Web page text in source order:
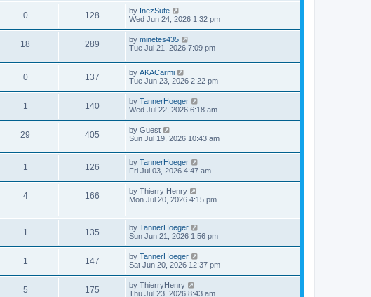
0 128 by InezSute
Wed Jun 24, 2026 1:32 pm
18 289 by minetes435
Tue Jul 21, 2026 7:09 pm
0 137 by AKACarmi
Tue Jun 23, 2026 2:22 pm
1 140 by TannerHoeger
Wed Jul 22, 2026 6:18 am
29 405 by Guest
Sun Jul 19, 2026 10:43 am
1 126 by TannerHoeger
Fri Jul 03, 2026 4:47 am
4 166 by Thierry Henry
Mon Jul 20, 2026 4:15 pm
1 135 by TannerHoeger
Sun Jun 21, 2026 1:56 pm
1 147 by TannerHoeger
Sat Jun 20, 2026 12:37 pm
5 175 by ThierryHenry
Thu Jul 23, 2026 8:43 am